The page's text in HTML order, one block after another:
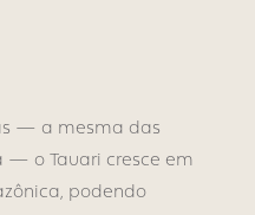
— a mesma das
— o Tauari cresce em
podendo